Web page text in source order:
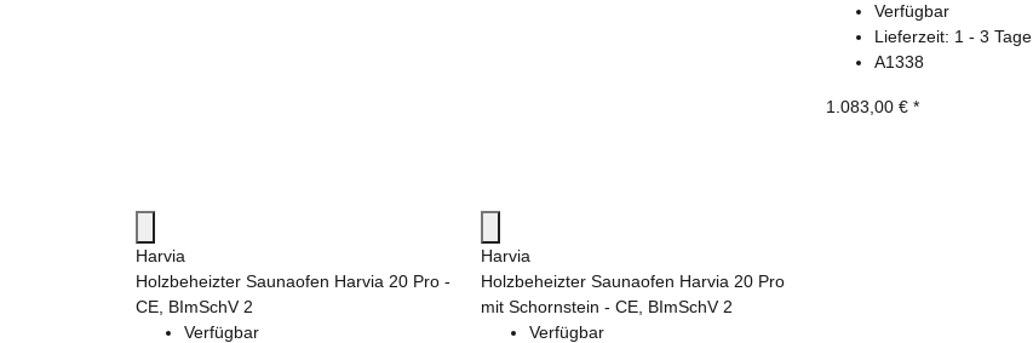
Harvia
Holzbeheizter Saunaofen Harvia 20 Pro -
CE, BImSchV 2
Verfügbar
Harvia
Holzbeheizter Saunaofen Harvia 20 Pro
mit Schornstein - CE, BImSchV 2
Verfügbar
Verfügbar
Lieferzeit: 1 - 3 Tage
A1338
1.083,00 € *